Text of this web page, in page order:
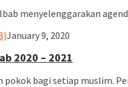
menyelenggarakan
ululalbablampung
January 9, 2020
2020 – 2021
pokok bagi setiap muslim.